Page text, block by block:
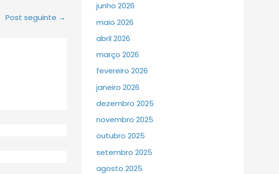
Post seguinte →
junho 2026
maio 2026
abril 2026
março 2026
fevereiro 2026
janeiro 2026
dezembro 2025
novembro 2025
outubro 2025
setembro 2025
agosto 2025